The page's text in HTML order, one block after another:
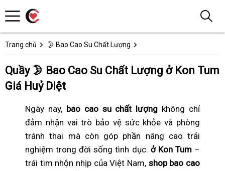
Trang chủ 🌛 Bao Cao Su Chất Lượng
Quầy 🌛 Bao Cao Su Chất Lượng ở Kon Tum
Giá Huỷ Diệt
Ngày nay, bao cao su chất lượng không chỉ
đảm nhận vai trò bảo vệ sức khỏe và phòng
tránh thai mà còn góp phần nâng cao trải
nghiệm trong đời sống tình dục. ở Kon Tum–
trái tim nhộn nhịp của Việt Nam, shop bao cao